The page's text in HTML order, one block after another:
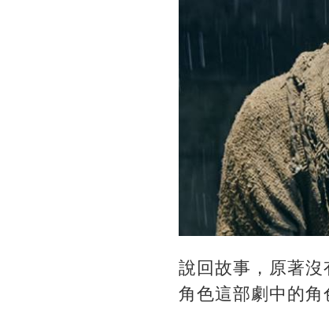
說回故事，原著
角色這部劇中的角